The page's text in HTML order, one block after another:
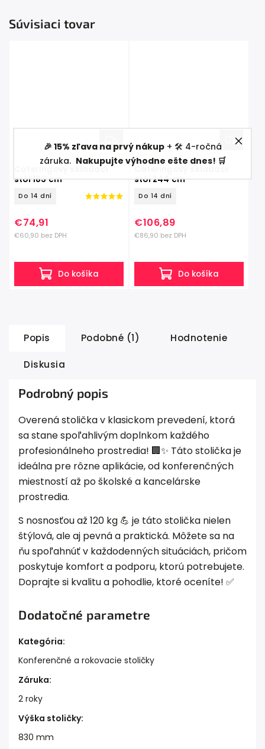
🎉 15% zľava na prvý nákup+ 🛠️ 4-ročná
záruka. Nakupujte výhodne ešte dnes! 🛒
Súvisiaci tovar
Cateringový skladací
stôl 183 cm
Do 14 dní
€60,90 bez DPH
€74,91
Do košíka
stôl 244 cm
Do 14 dní
€86,90 bez DPH
€106,89
Do košíka
Popis Podobné (1) Hodnotenie
Diskusia
Podrobný popis
Overená stolička v klasickom prevedení, ktorá
sa stane spoľahlivým doplnkom každého
profesionálneho prostredia! 🏢✨ Táto stolička je
ideálna pre rôzne aplikácie, od konferenčných
miestností až po školské a kancelárske
prostredia.
S nosnosťou až 120 kg 💪 je táto stolička nielen
štýlová, ale aj pevná a praktická. Môžete sa na
ňu spoľahnúť v každodenných situáciách, pričom
poskytuje komfort a podporu, ktorú potrebujete.
Doprajte si kvalitu a pohodlie, ktoré oceníte! ✅
Dodatočné parametre
Kategória:
Konferenčné a rokovacie stoličky
Záruka:
2 roky
Výška stoličky:
830 mm